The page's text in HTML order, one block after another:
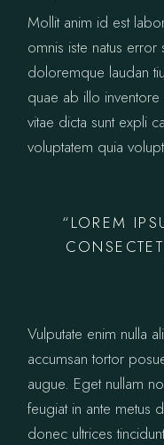
Mollit anim id est
omnis iste natus error
doloremque laudan
quae ab illo inventore
vitae dicta sunt expli
voluptatem quia
“LOREM
Vulputate enim nulla
accumsan tortor
augue. Eget nullam
feugiat in ante metus
donec ultrices